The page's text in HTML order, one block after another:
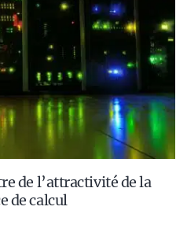
de l’attractivité de la
de calcul